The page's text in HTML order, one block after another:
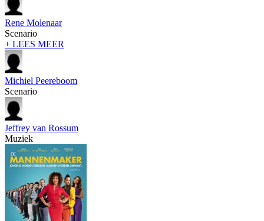
Rene Molenaar
Scenario
+ LEES MEER
Michiel Peereboom
Scenario
Jeffrey van Rossum
Muziek